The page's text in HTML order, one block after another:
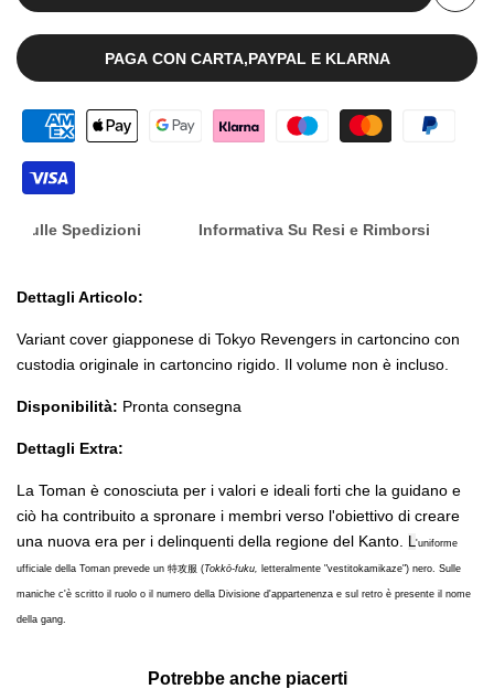
alla
PAGA CON CARTA,PAYPAL E KLARNA
Sulle Spedizioni Informativa Su Resi e Rimborsi
Dettagli Articolo:
Variant cover giapponese di Tokyo Revengers in cartoncino con
custodia originale in cartoncino rigido. Il volume non è incluso.
Disponibilità: Pronta consegna
Dettagli Extra:
La Toman è conosciuta per i valori e ideali forti che la guidano e
ciò ha contribuito a spronare i membri verso l'obiettivo di creare
una nuova era per i delinquenti della regione del Kanto. L 'uniforme
ufficiale della Toman prevede un 特攻服 (Tokkō-fuku, letteralmente "vestitokamikaze") nero. Sulle
maniche c'è scritto il ruolo o il numero della Divisione d'appartenenza e sul retro è presente il nome
della gang.
Potrebbe anche piacerti